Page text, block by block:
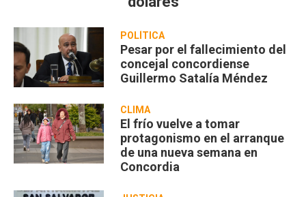
POLÍTICA
Pesar por el fallecimiento del
concejal concordiense
Guillermo Satalía Méndez
CLIMA
El frío vuelve a tomar
protagonismo en el arranque
de una nueva semana en
Concordia